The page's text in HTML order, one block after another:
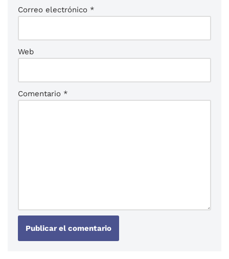
Correo electrónico *
Web
Comentario *